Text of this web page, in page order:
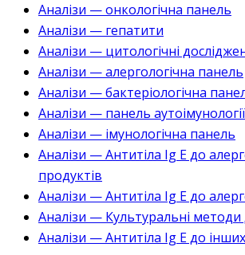
Аналізи — онкологічна панель
Аналізи — гепатити
Аналізи — цитологічні
Аналізи — алергологічна панель
Аналізи — бактеріологічна
Аналізи — панель аутоімунології
Аналізи — імунологічна панель
Аналізи — Антитіла Ig E до
продуктів
Аналізи — Антитіла Ig E до
Аналізи — Культуральні методи
Аналізи — Антитіла Ig E до